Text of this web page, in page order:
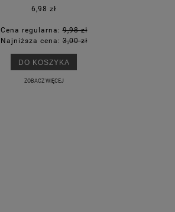
6,98 zł
Cena regularna:9,98 zł
Najniższa cena:3,00 zł
DO KOSZYKA
ZOBACZ WIĘCEJ